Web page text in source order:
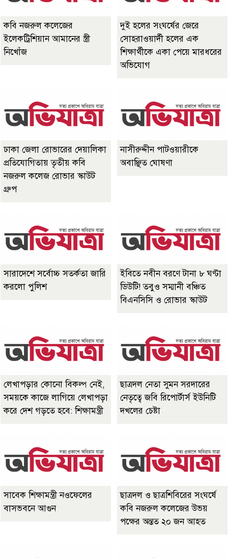
কবি নজরুল কলেজের
ইলেকট্রিশিয়ান আমানের স্ত্রী
নিখোঁজ
দুই হলের সংঘর্ষের জেরে
সোহরাওয়ার্দী হলের এক
শিক্ষার্থীকে একা পেয়ে মারধরের
অভিযোগ
ঢাকা জেলা রোভারের দেয়ালিকা
প্রতিযোগিতায় তৃতীয় কবি
নজরুল কলেজ রোভার স্কাউট
গ্রুপ
নাসীরুদ্দীন পাটওয়ারীকে
অবাঞ্ছিত ঘোষণা
সারাদেশে সর্বোচ্চ সতর্কতা জারি
করলো পুলিশ
ইবিতে নবীন বরণে টানা ৮ ঘণ্টা
ডিউটি! তবুও সম্মানী বঞ্চিত
বিএনসিসি ও রোভার স্কাউট
লেখাপড়ার কোনো বিকল্প নেই,
সময়কে কাজে লাগিয়ে লেখাপড়া
করে দেশ গড়তে হবে: শিক্ষামন্ত্রী
ছাত্রদল নেতা সুমন সরদারের
নেতৃত্বে জবি রিপোর্টার্স ইউনিটি
দখলের চেষ্টা
সাবেক শিক্ষামন্ত্রী নওফেলের
বাসভবনে আগুন
ছাত্রদল ও ছাত্রশিবিরের সংঘর্ষে
কবি নজরুল কলেজের উভয়
পক্ষের অন্তত ২০ জন আহত